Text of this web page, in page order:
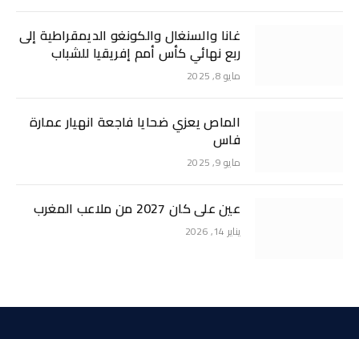
غانا والسنغال والكونغو الديمقراطية إلى
ربع نهائي كأس أمم إفريقيا للشباب
مايو 8, 2025
الماص يعزي ضحايا فاجعة انهيار عمارة
فاس
مايو 9, 2025
عين على كان 2027 من ملاعب المغرب
يناير 14, 2026